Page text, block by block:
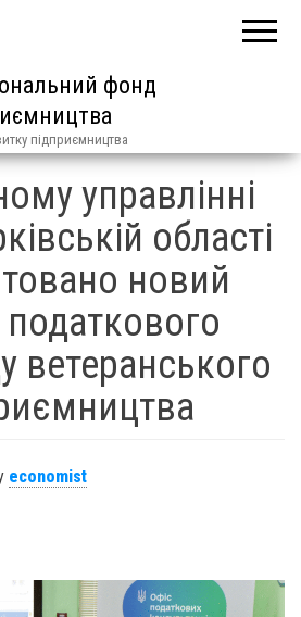
фонд
підприємництва
управлінні
області
новий
податкового
ветеранського
economist